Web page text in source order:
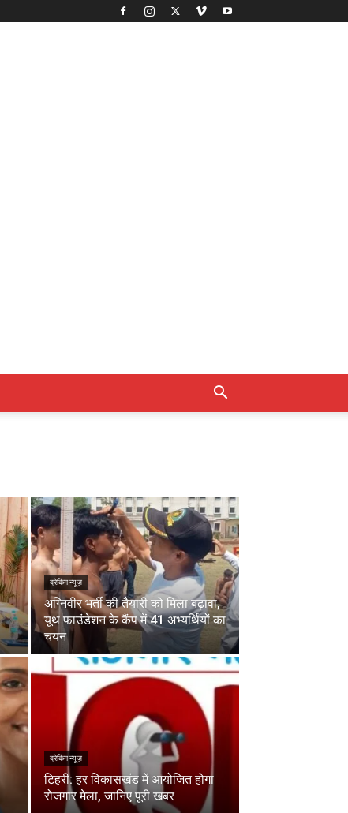
ब्रेकिंग न्यूज़
अग्निवीर भर्ती की तैयारी को मिला बढ़ावा,
यूथ फाउंडेशन के कैंप में 41 अभ्यर्थियों का
चयन
ब्रेकिंग न्यूज़
टिहरी: हर विकासखंड में आयोजित होगा
रोजगार मेला, जानिए पूरी खबर